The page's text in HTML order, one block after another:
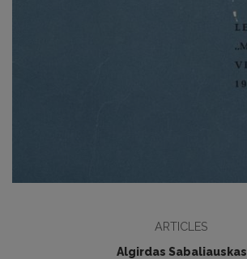
ARTICLES
Algirdas Sabaliauskas